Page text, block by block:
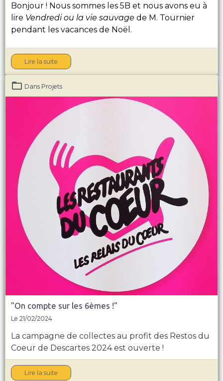
Bonjour ! Nous sommes les 5B et nous avons eu à
lire Vendredi ou la vie sauvage de M. Tournier
pendant les vacances de Noël.
Lire la suite
Dans Projets
"On compte sur les 6èmes !"
Le 21/02/2024
La campagne de collectes au profit des Restos du
Coeur de Descartes 2024 est ouverte !
Lire la suite